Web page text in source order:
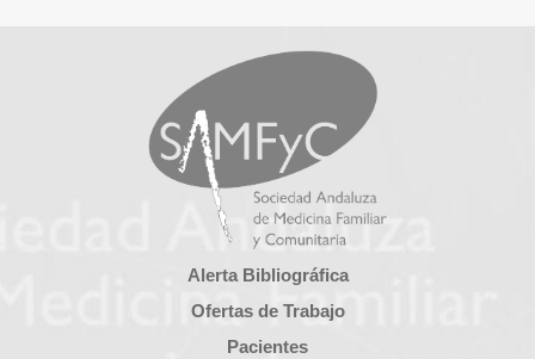
Alerta Bibliográfica
Ofertas de Trabajo
Pacientes